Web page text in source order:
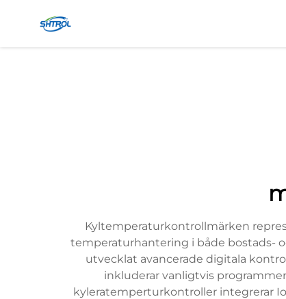
Kyltemperaturkontrollmärken
temperaturhantering i både bostads-
utvecklat avancerade digitala
inkluderar vanligtvis
kyleratemperturkontroller integrerar